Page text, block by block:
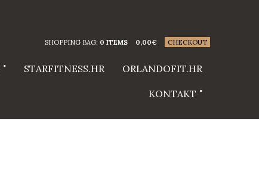
SHOPPING BAG: 0 ITEMS 0,00€ CHECKOUT
STARFITNESS.HR ORLANDOFIT.HR
KONTAKT